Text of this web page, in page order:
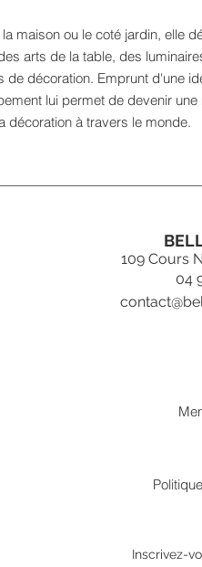
maison ou le coté jardin, elle
arts de la table, des
décoration. Emprunt d'une
lui permet de devenir une
décoration à travers le monde.
109 Cours
04
Inscrivez-